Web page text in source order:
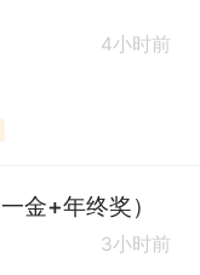
4小时前
金+年终奖）
3小时前